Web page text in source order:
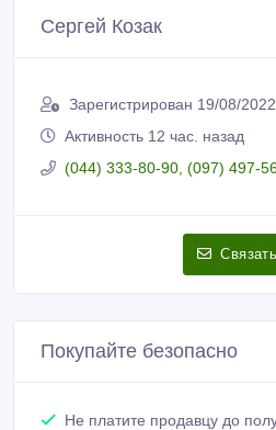
Сергей Козак
Зарегистрирован 19/08/2022
Активность 12 час. назад
(044) 333-80-90, (097) 497-
Покупайте безопасно
Не платите продавцу до